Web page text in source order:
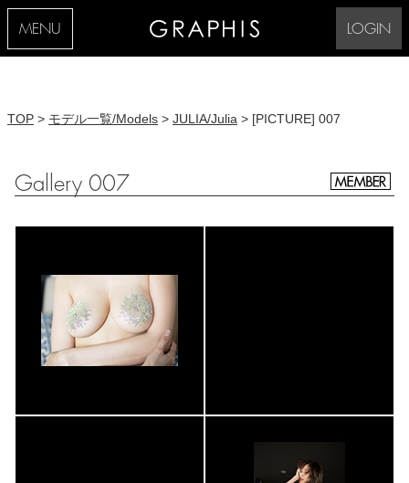
MENU LOGIN
TOP > モデル一覧/Models > JULIA/Julia > [PICTURE] 007
Gallery 007